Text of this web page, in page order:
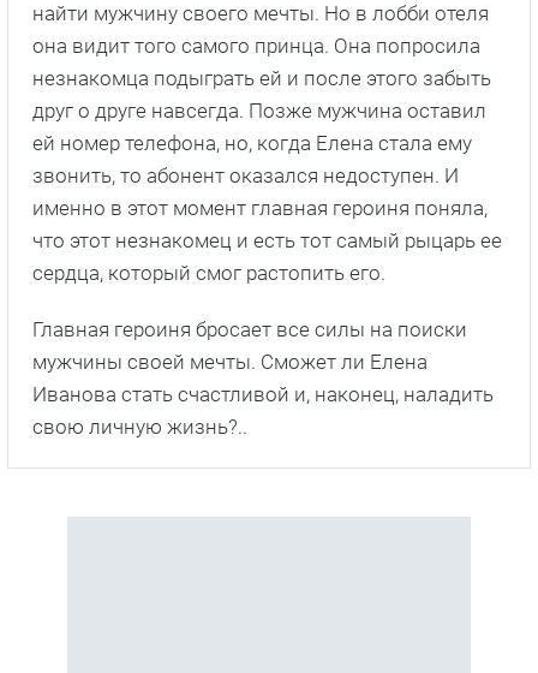
найти мужчину своего мечты. Но в лобби отеля
она видит того самого принца. Она попросила
незнакомца подыграть ей и после этого забыть
друг о друге навсегда. Позже мужчина оставил
ей номер телефона, но, когда Елена стала ему
звонить, то абонент оказался недоступен. И
именно в этот момент главная героиня поняла,
что этот незнакомец и есть тот самый рыцарь ее
сердца, который смог растопить его.
Главная героиня бросает все силы на поиски
мужчины своей мечты. Сможет ли Елена
Иванова стать счастливой и, наконец, наладить
свою личную жизнь?..